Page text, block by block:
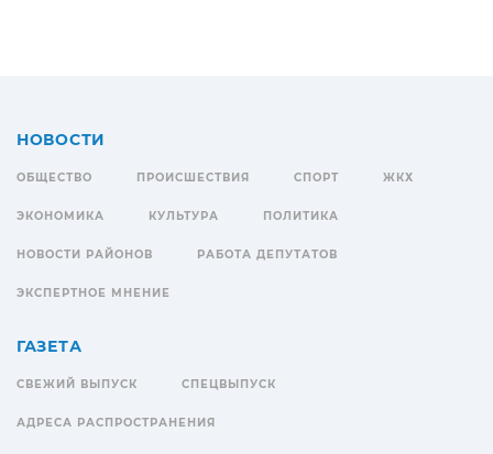
НОВОСТИ
ОБЩЕСТВО ПРОИСШЕСТВИЯ СПОРТ ЖКХ
ЭКОНОМИКА КУЛЬТУРА ПОЛИТИКА
НОВОСТИ РАЙОНОВ РАБОТА ДЕПУТАТОВ
ЭКСПЕРТНОЕ МНЕНИЕ
ГАЗЕТА
СВЕЖИЙ ВЫПУСК СПЕЦВЫПУСК
АДРЕСА РАСПРОСТРАНЕНИЯ